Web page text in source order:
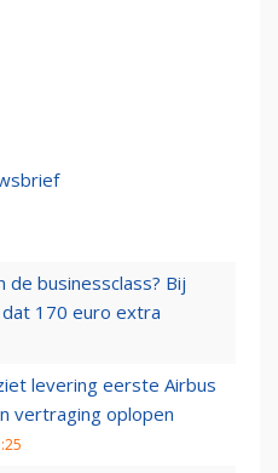
de businessclass? Bij
170 euro extra
levering eerste Airbus
vertraging oplopen